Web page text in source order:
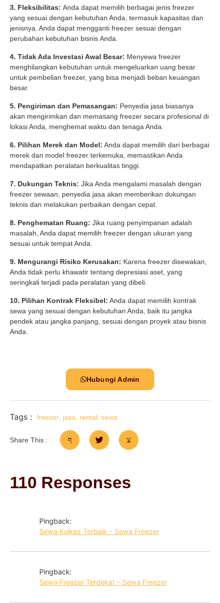
3. Fleksibilitas: Anda dapat memilih berbagai jenis freezer
yang sesuai dengan kebutuhan Anda, termasuk kapasitas dan
jenisnya. Anda dapat mengganti freezer sesuai dengan
perubahan kebutuhan bisnis Anda.
4. Tidak Ada Investasi Awal Besar: Menyewa freezer
menghilangkan kebutuhan untuk mengeluarkan uang besar
untuk pembelian freezer, yang bisa menjadi beban keuangan
besar.
5. Pengiriman dan Pemasangan: Penyedia jasa biasanya
akan mengirimkan dan memasang freezer secara profesional di
lokasi Anda, menghemat waktu dan tenaga Anda.
6. Pilihan Merek dan Model: Anda dapat memilih dari berbagai
merek dan model freezer terkemuka, memastikan Anda
mendapatkan peralatan berkualitas tinggi.
7. Dukungan Teknis: Jika Anda mengalami masalah dengan
freezer sewaan, penyedia jasa akan memberikan dukungan
teknis dan melakukan perbaikan dengan cepat.
8. Penghematan Ruang: Jika ruang penyimpanan adalah
masalah, Anda dapat memilih freezer dengan ukuran yang
sesuai untuk tempat Anda.
9. Mengurangi Risiko Kerusakan: Karena freezer disewakan,
Anda tidak perlu khawatir tentang depresiasi aset, yang
seringkali terjadi pada peralatan yang dibeli.
10. Pilihan Kontrak Fleksibel: Anda dapat memilih kontrak
sewa yang sesuai dengan kebutuhan Anda, baik itu jangka
pendek atau jangka panjang, sesuai dengan proyek atau bisnis
Anda.
Hubungi Admin
Tags : freezer jasa rental sewa
Share This :
110 Responses
Pingback:
Sewa Kulkas Terbaik - Sewa Freezer
Pingback:
Sewa Freezer Terdekat - Sewa Freezer